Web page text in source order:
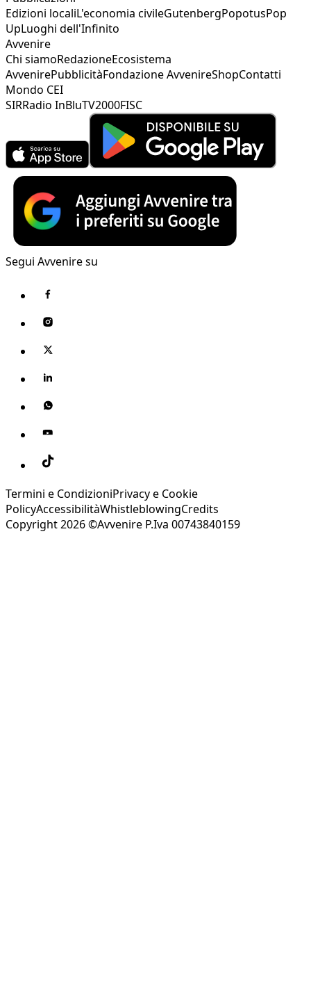
Edizioni localiL'economia civileGutenbergPopotusPop
UpLuoghi dell'Infinito
Avvenire
Chi siamoRedazioneEcosistema
AvvenirePubblicitàFondazione AvvenireShopContatti
Mondo CEI
SIRRadio InBluTV2000FISC
Segui Avvenire su
Termini e CondizioniPrivacy e Cookie
PolicyAccessibilitàWhistleblowingCredits
Copyright 2026 ©Avvenire P.Iva 00743840159